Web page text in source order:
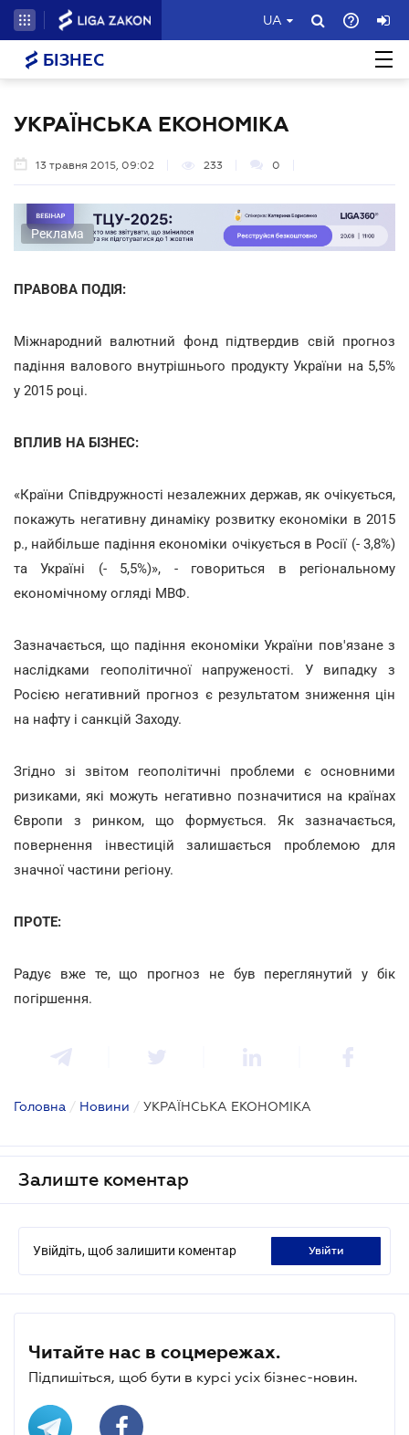
UA
БІЗНЕС
УКРАЇНСЬКА ЕКОНОМІКА
13 травня 2015, 09:02 233 0
Реклама
ПРАВОВА ПОДІЯ:
Міжнародний валютний фонд підтвердив свій прогноз
падіння валового внутрішнього продукту України на 5,5%
у 2015 році.
ВПЛИВ НА БІЗНЕС:
«Країни Співдружності незалежних держав, як очікується,
покажуть негативну динаміку розвитку економіки в 2015
р., найбільше падіння економіки очікується в Росії (- 3,8%)
та Україні (- 5,5%)», - говориться в регіональному
економічному огляді МВФ.
Зазначається, що падіння економіки України пов'язане з
наслідками геополітичної напруженості. У випадку з
Росією негативний прогноз є результатом зниження цін
на нафту і санкцій Заходу.
Згідно зі звітом геополітичні проблеми є основними
ризиками, які можуть негативно позначитися на країнах
Європи з ринком, що формується. Як зазначається,
повернення інвестицій залишається проблемою для
значної частини регіону.
ПРОТЕ:
Радує вже те, що прогноз не був переглянутий у бік
погіршення.
Головна / Новини / УКРАЇНСЬКА ЕКОНОМІКА
Залиште коментар
Увійдіть, щоб залишити коментар увійти
Читайте нас в соцмережах.
Підпишіться, щоб бути в курсі усіх бізнес-новин.